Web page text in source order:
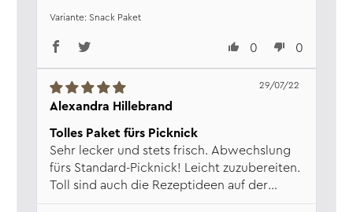
0 0
Snack Paket
Alexandra Hillebrand
29/07/22
Tolles Paket fürs Picknick
Sehr lecker und stets frisch. Abwechslung
fürs Standard-Picknick! Leicht zuzubereiten.
Toll sind auch die Rezeptideen auf der